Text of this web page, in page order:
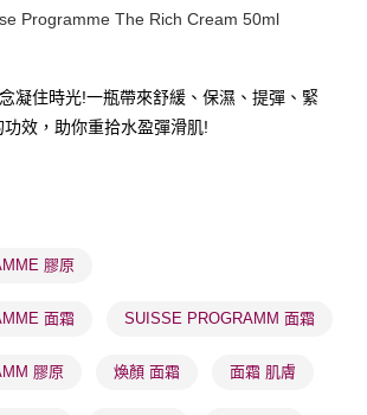
後1-3個工作天送達
或以上免運費
送達，訂單將隨機分配至SF順豐速運或京東
送
，並不會安排重寄
Programme The Rich Cream 50ml
凝住時光!一瓶帶來舒緩、保濕、提彈、緊
效，助你重拾水盈彈滑肌!
膠原
面霜 SUISSE PROGRAMM 面霜
膠原 煥顏 面霜 面霜 肌膚